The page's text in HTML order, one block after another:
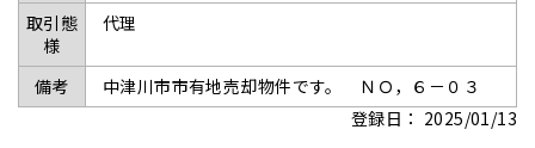
取引態
様
代理
備考
中津川市市有地売却物件です。 ＮＯ，６－０３
登録日： 2025/01/13